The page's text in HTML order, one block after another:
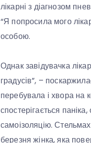
лікарні з діагнозом
“Я попросила мого
особою.
Однак завідувачка
градусів”, –
перебувала і хвора на
спостерігається
самоізоляцію.
березня жінка, яка